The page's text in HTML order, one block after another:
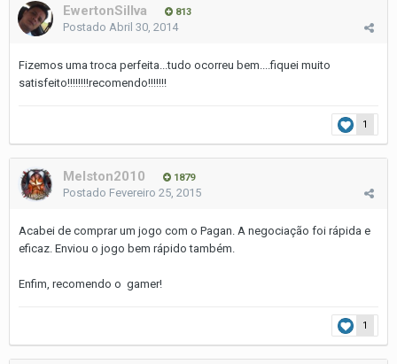
EwertonSillva 813
Postado Abril 30, 2014
Fizemos uma troca perfeita...tudo ocorreu bem....fiquei muito
satisfeito!!!!!!!!recomendo!!!!!!!
1
Melston2010 1879
Postado Fevereiro 25, 2015
Acabei de comprar um jogo com o Pagan. A negociação foi rápida e
eficaz. Enviou o jogo bem rápido também.
Enfim, recomendo o gamer!
1